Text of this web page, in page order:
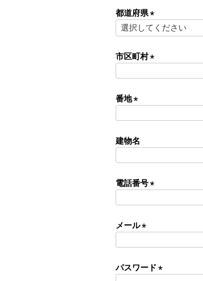
)
都道府県
(
須
)
市区町村
)
番地
須
)
建物名
電話番号
)
メール
須
)
パスワード